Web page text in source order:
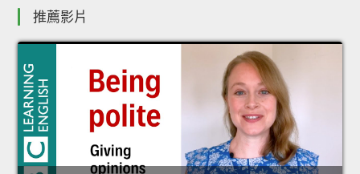
推薦影片